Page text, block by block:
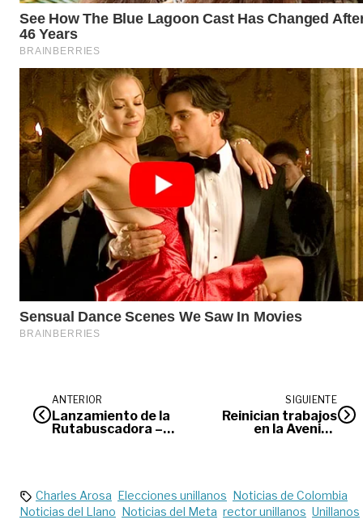
ANTERIOR
Lanzamiento de la
Rutabuscadora –
SIGUIENTE
Reinician trabajos
en la Avenida
Charles Arosa Elecciones unillanos Noticias de Colombia
Noticias del Llano Noticias del Meta rector unillanos Unillanos